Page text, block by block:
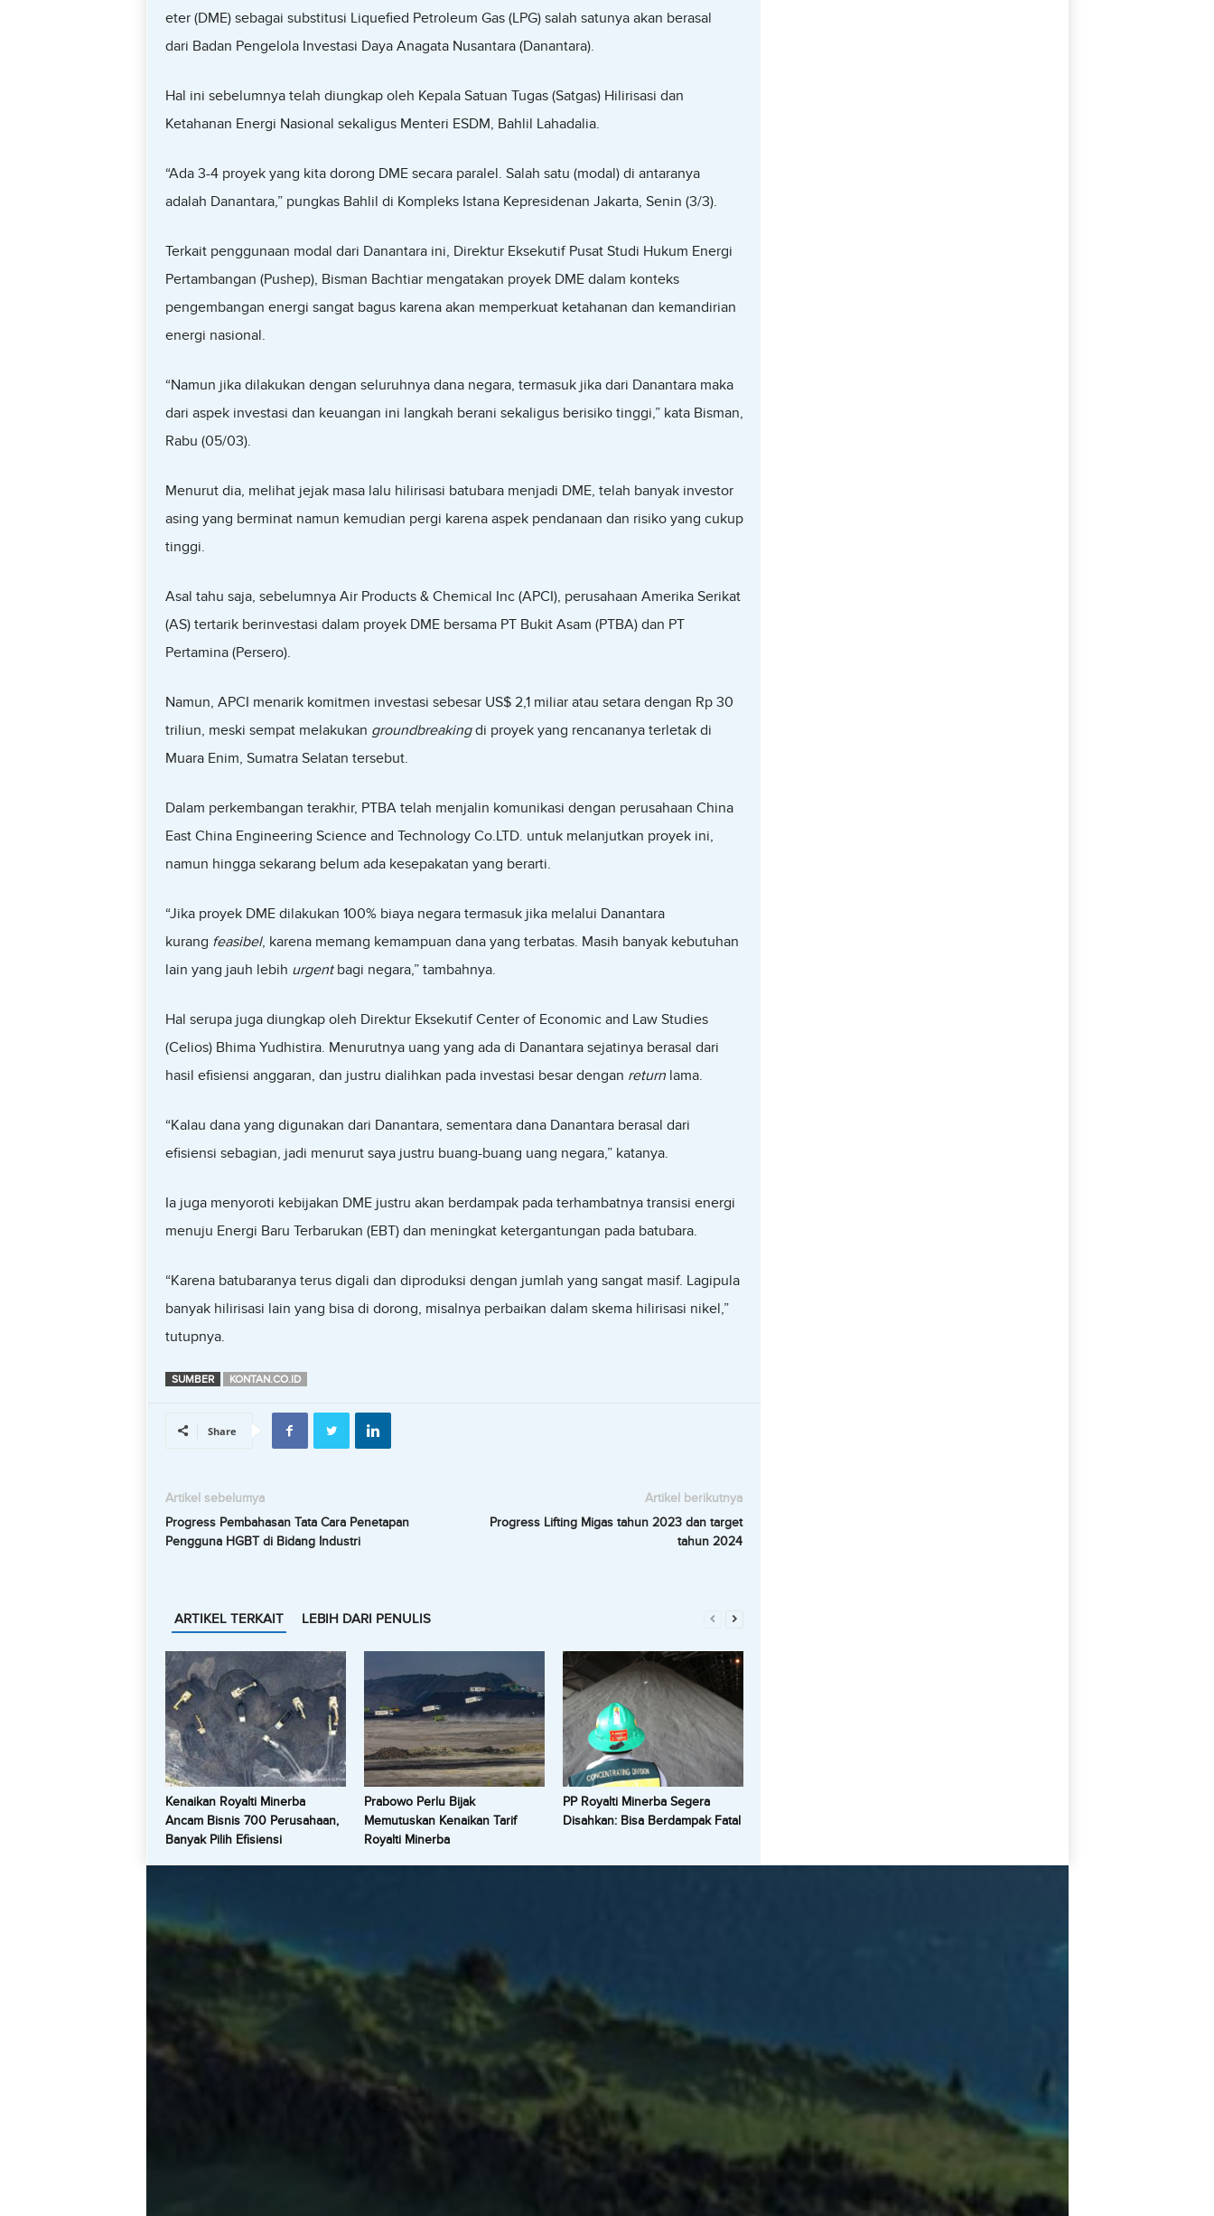
eter (DME) sebagai substitusi Liquefied Petroleum Gas (LPG) salah satunya akan berasal
dari Badan Pengelola Investasi Daya Anagata Nusantara (Danantara).
Hal ini sebelumnya telah diungkap oleh Kepala Satuan Tugas (Satgas) Hilirisasi dan
Ketahanan Energi Nasional sekaligus Menteri ESDM, Bahlil Lahadalia.
“Ada 3-4 proyek yang kita dorong DME secara paralel. Salah satu (modal) di antaranya
adalah Danantara,” pungkas Bahlil di Kompleks Istana Kepresidenan Jakarta, Senin (3/3).
Terkait penggunaan modal dari Danantara ini, Direktur Eksekutif Pusat Studi Hukum Energi
Pertambangan (Pushep), Bisman Bachtiar mengatakan proyek DME dalam konteks
pengembangan energi sangat bagus karena akan memperkuat ketahanan dan kemandirian
energi nasional.
“Namun jika dilakukan dengan seluruhnya dana negara, termasuk jika dari Danantara maka
dari aspek investasi dan keuangan ini langkah berani sekaligus berisiko tinggi,” kata Bisman,
Rabu (05/03).
Menurut dia, melihat jejak masa lalu hilirisasi batubara menjadi DME, telah banyak investor
asing yang berminat namun kemudian pergi karena aspek pendanaan dan risiko yang cukup
tinggi.
Asal tahu saja, sebelumnya Air Products & Chemical Inc (APCI), perusahaan Amerika Serikat
(AS) tertarik berinvestasi dalam proyek DME bersama PT Bukit Asam (PTBA) dan PT
Pertamina (Persero).
Namun, APCI menarik komitmen investasi sebesar US$ 2,1 miliar atau setara dengan Rp 30
triliun, meski sempat melakukan groundbreakingdi proyek yang rencananya terletak di
Muara Enim, Sumatra Selatan tersebut.
Dalam perkembangan terakhir, PTBA telah menjalin komunikasi dengan perusahaan China
East China Engineering Science and Technology Co.LTD. untuk melanjutkan proyek ini,
namun hingga sekarang belum ada kesepakatan yang berarti.
“Jika proyek DME dilakukan 100% biaya negara termasuk jika melalui Danantara
kurang feasibel, karena memang kemampuan dana yang terbatas. Masih banyak kebutuhan
lain yang jauh lebih urgentbagi negara,” tambahnya.
Hal serupa juga diungkap oleh Direktur Eksekutif Center of Economic and Law Studies
(Celios) Bhima Yudhistira. Menurutnya uang yang ada di Danantara sejatinya berasal dari
hasil efisiensi anggaran, dan justru dialihkan pada investasi besar dengan returnlama.
“Kalau dana yang digunakan dari Danantara, sementara dana Danantara berasal dari
efisiensi sebagian, jadi menurut saya justru buang-buang uang negara,” katanya.
Ia juga menyoroti kebijakan DME justru akan berdampak pada terhambatnya transisi energi
menuju Energi Baru Terbarukan (EBT) dan meningkat ketergantungan pada batubara.
“Karena batubaranya terus digali dan diproduksi dengan jumlah yang sangat masif. Lagipula
banyak hilirisasi lain yang bisa di dorong, misalnya perbaikan dalam skema hilirisasi nikel,”
tutupnya.
SUMBER KONTAN.CO.ID
Share
Artikel sebelumya
Progress Pembahasan Tata Cara Penetapan
Pengguna HGBT di Bidang Industri
Artikel berikutnya
Progress Lifting Migas tahun 2023 dan target
tahun 2024
ARTIKEL TERKAIT LEBIH DARI PENULIS
Kenaikan Royalti Minerba
Ancam Bisnis 700 Perusahaan,
Banyak Pilih Efisiensi
Prabowo Perlu Bijak
Memutuskan Kenaikan Tarif
Royalti Minerba
PP Royalti Minerba Segera
Disahkan: Bisa Berdampak Fatal